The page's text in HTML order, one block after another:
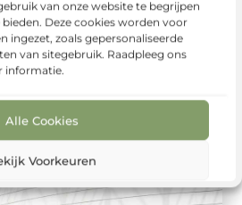
van onze website te begrijpen
Deze cookies worden voor
ingezet, zoals gepersonaliseerde
van sitegebruik. Raadpleeg ons
informatie.
Alle Cookies
Voorkeuren
Opbergen
worden en de kou in de lucht hangt,
tuinmeubelen winterklaar ...